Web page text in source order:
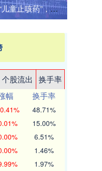
风险提示意味着什么？
个股流出
换手率
幅
换手率
48.71%
15.00%
6.51%
1.46%
1.97%